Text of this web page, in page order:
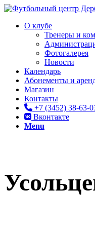
О клубе
Тренеры и
Фотогалерея
Новости
Календарь
Абонементы и
Магазин
Контакты
+7 (3452) 38-63-
Вконтакте
Menu